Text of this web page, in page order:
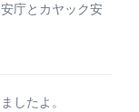
庁とカヤック安
したよ。